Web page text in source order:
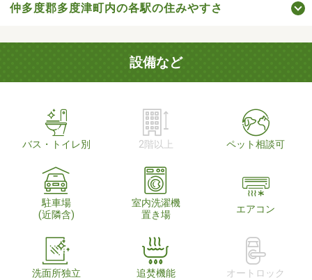
仲多度郡多度津町内の各駅の住みやすさ
設備など
バス・トイレ別 2階以上 ペット相談可
駐車場
(近隣含)
室内洗濯機
置き場
エアコン
洗面所独立 追焚機能 オートロック